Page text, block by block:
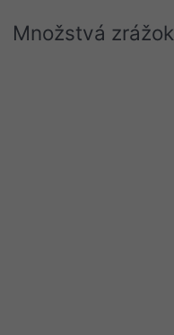
Množstvá zrážok